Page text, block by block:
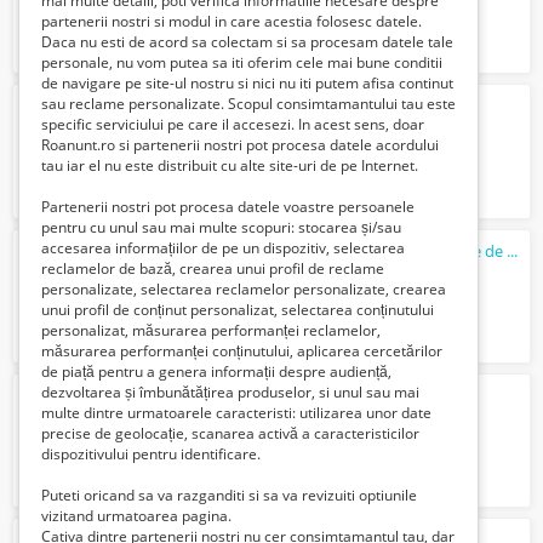
Inchiriere avantajoasa teren Ploiesti
200 Euro €
Casă 224.8 mp cu teren 3800 mp, aproape de
160000 Euro €
Spalator vehicule
4500 Lei
partenerii nostri si modul in care acestia folosesc datele.
Daca nu esti de acord sa colectam si sa procesam datele tale
personale, nu vom putea sa iti oferim cele mai bune conditii
de navigare pe site-ul nostru si nici nu iti putem afisa continut
sau reclame personalizate. Scopul consimtamantului tau este
specific serviciului pe care il accesezi. In acest sens, doar
Roanunt.ro si partenerii nostri pot procesa datele acordului
tau iar el nu este distribuit cu alte site-uri de pe Internet.
Partenerii nostri pot procesa datele voastre persoanele
pentru cu unul sau mai multe scopuri: stocarea și/sau
accesarea informațiilor de pe un dispozitiv, selectarea
reclamelor de bază, crearea unui profil de reclame
personalizate, selectarea reclamelor personalizate, crearea
unui profil de conținut personalizat, selectarea conținutului
personalizat, măsurarea performanței reclamelor,
măsurarea performanței conținutului, aplicarea cercetărilor
de piață pentru a genera informații despre audiență,
dezvoltarea și îmbunătățirea produselor, si unul sau mai
multe dintre urmatoarele caracteristi: utilizarea unor date
precise de geolocație, scanarea activă a caracteristicilor
dispozitivului pentru identificare.
Puteti oricand sa va razganditi si sa va revizuiti optiunile
vizitand urmatoarea pagina.
Cativa dintre partenerii nostri nu cer consimtamantul tau, dar